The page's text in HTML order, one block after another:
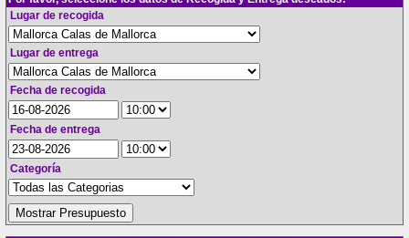
Lugar de recogida
Lugar de entrega
Fecha de recogida
Fecha de entrega
Categoría